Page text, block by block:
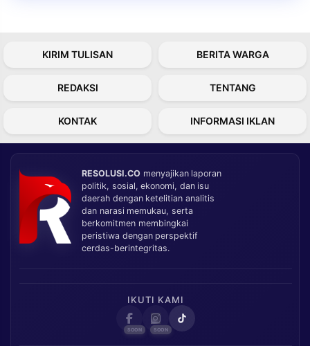
KIRIM TULISAN BERITA WARGA
REDAKSI TENTANG
KONTAK INFORMASI IKLAN
RESOLUSI.CO menyajikan laporan
politik, sosial, ekonomi, dan isu
daerah dengan ketelitian analitis
dan narasi memukau, serta
berkomitmen membingkai
peristiwa dengan perspektif
cerdas-berintegritas.
IKUTI KAMI